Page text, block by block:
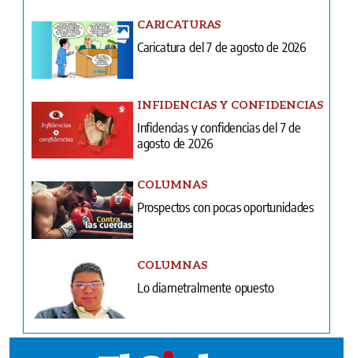
CARICATURAS
Caricatura del 7 de agosto de 2026
INFIDENCIAS Y CONFIDENCIAS
Infidencias y confidencias del 7 de
agosto de 2026
COLUMNAS
Prospectos con pocas oportunidades
COLUMNAS
Lo diametralmente opuesto